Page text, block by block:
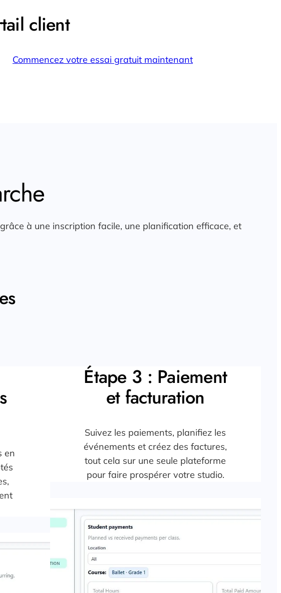
client
Commencez votre essai gratuit maintenant
à une inscription facile, une planification efficace, et
en
Étape 3 : Paiement
et facturation
Suivez les paiements, planifiez les
événements et créez des factures,
tout cela sur une seule plateforme
pour faire prospérer votre studio.